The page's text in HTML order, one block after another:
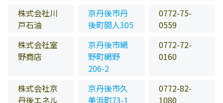
株式会社川
戸石油
京丹後市丹
後町間人305
0772-75-
0559
株式会社室
野商店
京丹後市網
野町網野
206-2
0772-72-
0160
株式会社京
丹後エネル
京丹後市久
美浜町73-1
0772-82-
1080